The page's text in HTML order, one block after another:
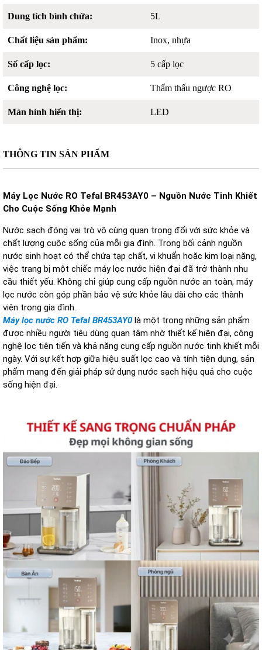
THÔNG TIN SẢN PHẨM
Máy Lọc Nước RO Tefal BR453AY0 – Nguồn Nước Tinh Khiết
Cho Cuộc Sống Khỏe Mạnh
Nước sạch đóng vai trò vô cùng quan trọng đối với sức khỏe và
chất lượng cuộc sống của mỗi gia đình. Trong bối cảnh nguồn
nước sinh hoạt có thể chứa tạp chất, vi khuẩn hoặc kim loại nặng,
việc trang bị một chiếc máy lọc nước hiện đại đã trở thành nhu
cầu thiết yếu. Không chỉ giúp cung cấp nguồn nước an toàn, máy
lọc nước còn góp phần bảo vệ sức khỏe lâu dài cho các thành
viên trong gia đình.
Máy lọc nước RO Tefal BR453AY0 là một trong những sản phẩm
được nhiều người tiêu dùng quan tâm nhờ thiết kế hiện đại, công
nghệ lọc tiên tiến và khả năng cung cấp nguồn nước tinh khiết mỗi
ngày. Với sự kết hợp giữa hiệu suất lọc cao và tính tiện dụng, sản
phẩm mang đến giải pháp sử dụng nước sạch hiệu quả cho cuộc
sống hiện đại.
Dung tích bình chứa: 5L
Chất liệu sản phẩm: Inox, nhựa
Số cấp lọc: 5 cấp lọc
Công nghệ lọc: Thẩm thấu ngược RO
Màn hình hiển thị: LED